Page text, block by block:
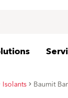
Isolants Baumit